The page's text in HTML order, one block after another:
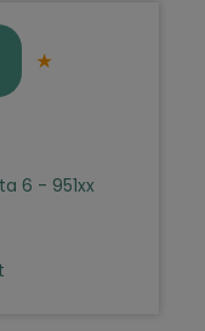
6 - 951xx